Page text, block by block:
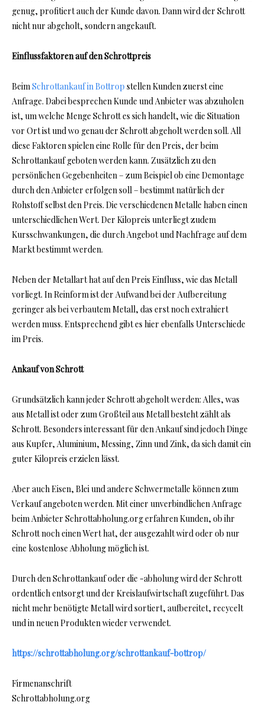
genug, profitiert auch der Kunde davon. Dann wird der Schrott
nicht nur abgeholt, sondern angekauft.
Einflussfaktoren auf den Schrottpreis
BeimSchrottankauf in Bottrop stellen Kunden zuerst eine
Anfrage. Dabei besprechen Kunde und Anbieter was abzuholen
ist, um welche Menge Schrott es sich handelt, wie die Situation
vor Ort ist und wo genau der Schrott abgeholt werden soll. All
diese Faktoren spielen eine Rolle für den Preis, der beim
Schrottankauf geboten werden kann. Zusätzlich zu den
persönlichen Gegebenheiten – zum Beispiel ob eine Demontage
durch den Anbieter erfolgen soll – bestimmt natürlich der
Rohstoff selbst den Preis. Die verschiedenen Metalle haben einen
unterschiedlichen Wert. Der Kilopreis unterliegt zudem
Kursschwankungen, die durch Angebot und Nachfrage auf dem
Markt bestimmt werden.
Neben der Metallart hat auf den Preis Einfluss, wie das Metall
vorliegt. In Reinform ist der Aufwand bei der Aufbereitung
geringer als bei verbautem Metall, das erst noch extrahiert
werden muss. Entsprechend gibt es hier ebenfalls Unterschiede
im Preis.
Ankauf von Schrott
Grundsätzlich kann jeder Schrott abgeholt werden: Alles, was
aus Metall ist oder zum Großteil aus Metall besteht zählt als
Schrott. Besonders interessant für den Ankauf sind jedoch Dinge
aus Kupfer, Aluminium, Messing, Zinn und Zink, da sich damit ein
guter Kilopreis erzielen lässt.
Aber auch Eisen, Blei und andere Schwermetalle können zum
Verkauf angeboten werden. Mit einer unverbindlichen Anfrage
beim Anbieter Schrottabholung.org erfahren Kunden, ob ihr
Schrott noch einen Wert hat, der ausgezahlt wird oder ob nur
eine kostenlose Abholung möglich ist.
Durch den Schrottankauf oder die -abholung wird der Schrott
ordentlich entsorgt und der Kreislaufwirtschaft zugeführt. Das
nicht mehr benötigte Metall wird sortiert, aufbereitet, recycelt
und in neuen Produkten wieder verwendet.
https://schrottabholung.org/schrottankauf-bottrop/
Firmenanschrift
Schrottabholung.org